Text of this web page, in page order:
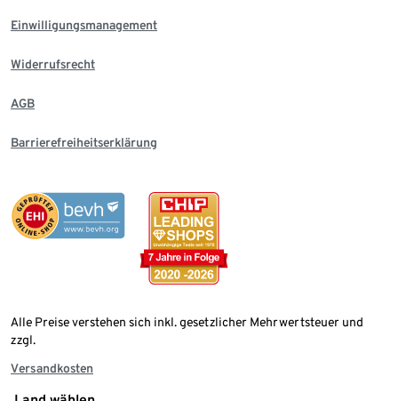
Einwilligungsmanagement
Widerrufsrecht
AGB
Barrierefreiheitserklärung
Alle Preise verstehen sich inkl. gesetzlicher Mehrwertsteuer und
zzgl.
Versandkosten